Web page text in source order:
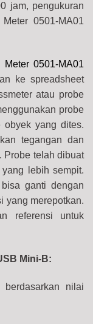
jam, pengukuran
0501-MA01
Meter 0501-MA01
ke spreadsheet
atau probe
probe
obyek yang dites.
tegangan dan
Probe telah dibuat
lebih sempit.
ganti dengan
yang merepotkan.
referensi untuk
Mini-B:
nilai